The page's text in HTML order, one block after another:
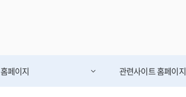
홈페이지 관련사이트홈페이지